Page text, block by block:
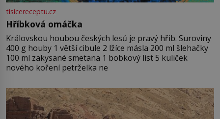
tisicereceptu.cz
Hříbková omáčka
Královskou houbou českých lesů je pravý hřib. Suroviny
400 g houby 1 větší cibule 2 lžíce másla 200 ml šlehačky
100 ml zakysané smetana 1 bobkový list 5 kuliček
nového koření petrželka ne